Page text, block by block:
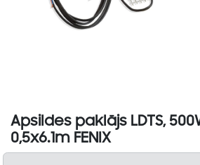
Apsildes paklājs LDTS,
0,5x6.1m FENIX